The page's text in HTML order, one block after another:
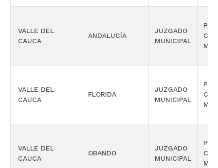
VALLE DEL
CAUCA
ANDALUCÍA
JUZGADO
MUNICIPAL
VALLE DEL
CAUCA
FLORIDA
JUZGADO
MUNICIPAL
VALLE DEL
CAUCA
OBANDO
JUZGADO
MUNICIPAL